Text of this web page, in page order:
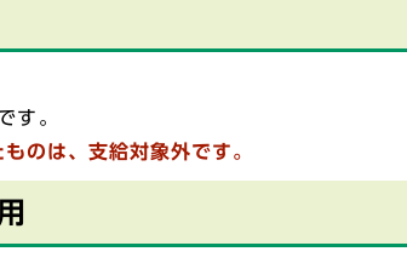
す。
のは、支給対象外です。